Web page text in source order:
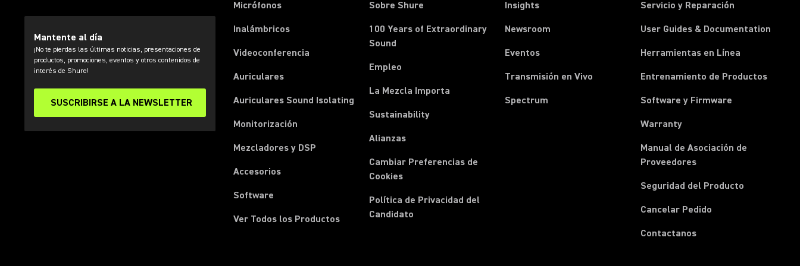
Mantente al día
¡No te pierdas las últimas noticias, presentaciones de
productos, promociones, eventos y otros contenidos de
interés de Shure!
SUSCRIBIRSE A LA NEWSLETTER
Micrófonos
Inalámbricos
Videoconferencia
Auriculares
Auriculares Sound Isolating
Monitorización
Mezcladores y DSP
Accesorios
Software
Ver Todos los Productos
Sobre Shure
100 Years of Extraordinary
Sound
Empleo
La Mezcla Importa
Sustainability
Alianzas
Cambiar Preferencias de
Cookies
Política de Privacidad del
Candidato
Insights
Newsroom
Eventos
Transmisión en Vivo
Spectrum
Servicio y Reparación
User Guides & Documentation
Herramientas en Línea
Entrenamiento de Productos
Software y Firmware
Warranty
Manual de Asociación de
Proveedores(Opens in a new tab)
Seguridad del Producto
Cancelar Pedido
Contactanos(Opens in a new tab)